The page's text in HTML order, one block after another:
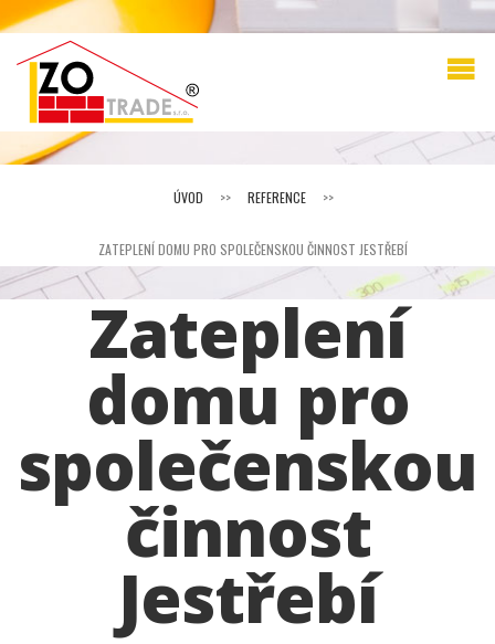
ÚVOD >> REFERENCE >>
ZATEPLENÍ DOMU PRO SPOLEČENSKOU ČINNOST JESTŘEBÍ
Zateplení
domu pro
společenskou
činnost
Jestřebí